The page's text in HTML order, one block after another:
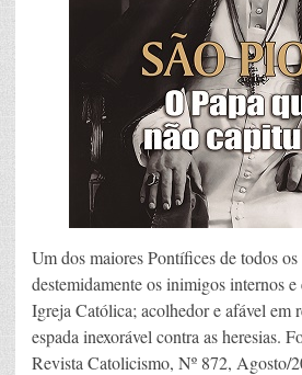
Um dos maiores Pontífices de todos
destemidamente os inimigos internos e
Igreja Católica; acolhedor e afável em
espada inexorável contra as heresias.
Revista Catolicismo, Nº 872, Agosto/